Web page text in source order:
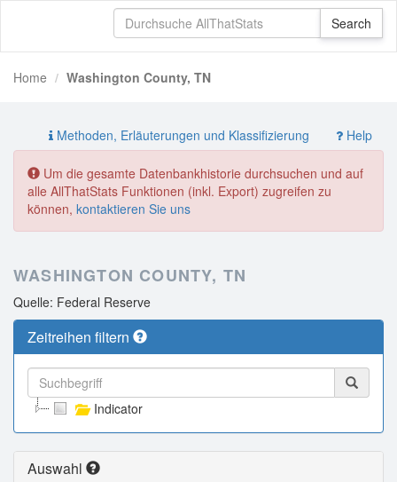
Home Washington County, TN
Methoden, Erläuterungen und Klassifizierung Help
Um die gesamte Datenbankhistorie durchsuchen und auf
alle AllThatStats Funktionen (inkl. Export) zugreifen zu
können, kontaktieren Sie uns
WASHINGTON COUNTY, TN
Quelle: Federal Reserve
Zeitreihen filtern
Indicator
Auswahl